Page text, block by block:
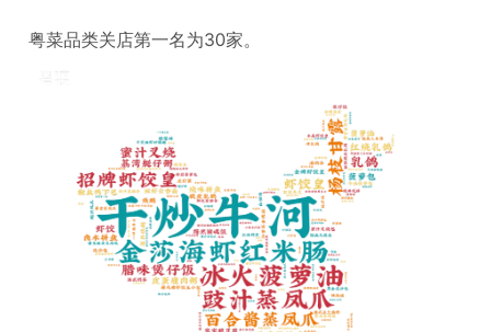
粤菜品类关店第一名为30家。